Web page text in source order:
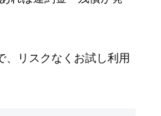
、リスクなくお試し利用